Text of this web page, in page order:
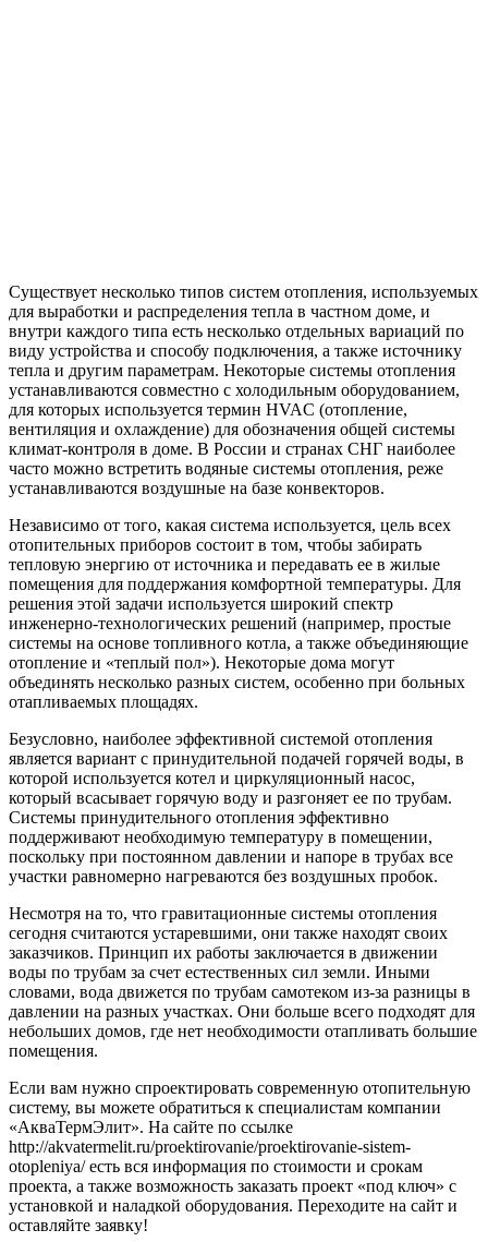
Существует несколько типов систем отопления, используемых
для выработки и распределения тепла в частном доме, и
внутри каждого типа есть несколько отдельных вариаций по
виду устройства и способу подключения, а также источнику
тепла и другим параметрам. Некоторые системы отопления
устанавливаются совместно с холодильным оборудованием,
для которых используется термин HVAC (отопление,
вентиляция и охлаждение) для обозначения общей системы
климат-контроля в доме. В России и странах СНГ наиболее
часто можно встретить водяные системы отопления, реже
устанавливаются воздушные на базе конвекторов.
Независимо от того, какая система используется, цель всех
отопительных приборов состоит в том, чтобы забирать
тепловую энергию от источника и передавать ее в жилые
помещения для поддержания комфортной температуры. Для
решения этой задачи используется широкий спектр
инженерно-технологических решений (например, простые
системы на основе топливного котла, а также объединяющие
отопление и «теплый пол»). Некоторые дома могут
объединять несколько разных систем, особенно при больных
отапливаемых площадях.
Безусловно, наиболее эффективной системой отопления
является вариант с принудительной подачей горячей воды, в
которой используется котел и циркуляционный насос,
который всасывает горячую воду и разгоняет ее по трубам.
Системы принудительного отопления эффективно
поддерживают необходимую температуру в помещении,
поскольку при постоянном давлении и напоре в трубах все
участки равномерно нагреваются без воздушных пробок.
Несмотря на то, что гравитационные системы отопления
сегодня считаются устаревшими, они также находят своих
заказчиков. Принцип их работы заключается в движении
воды по трубам за счет естественных сил земли. Иными
словами, вода движется по трубам самотеком из-за разницы в
давлении на разных участках. Они больше всего подходят для
небольших домов, где нет необходимости отапливать большие
помещения.
Если вам нужно спроектировать современную отопительную
систему, вы можете обратиться к специалистам компании
«АкваТермЭлит». На сайте по ссылке
http://akvatermelit.ru/proektirovanie/proektirovanie-sistem-
otopleniya/ есть вся информация по стоимости и срокам
проекта, а также возможность заказать проект «под ключ» с
установкой и наладкой оборудования. Переходите на сайт и
оставляйте заявку!